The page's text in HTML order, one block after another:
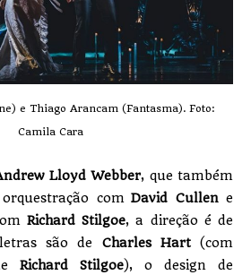
e Thiago Arancam (Fantasma). Foto:
Camila Cara
Lloyd Webber, que também
comDavid Cullene
Richard Stilgoe, a direção é de
são de Charles Hart(com
Richard Stilgoe), o design de